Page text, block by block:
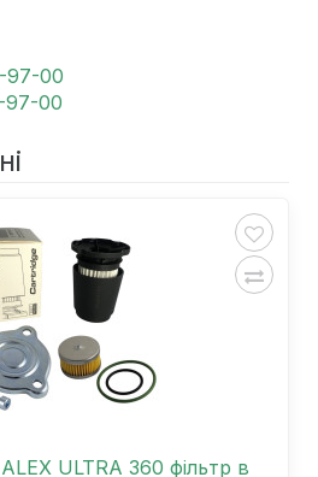
97-00
97-00
ULTRA 360 фільтр в